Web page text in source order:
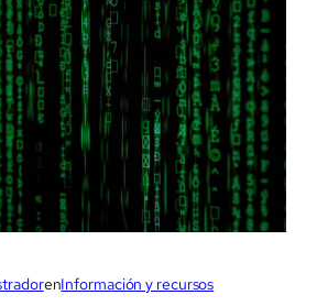
enInformación y recursos